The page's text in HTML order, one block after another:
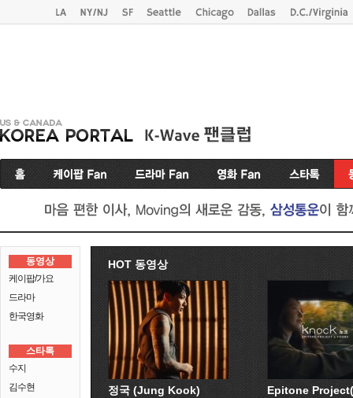
동영상
케이팝/가요
드라마
한국영화
스타톡
수지
김수현
HOT 동영상
정국 (Jung Kook)
Epitone